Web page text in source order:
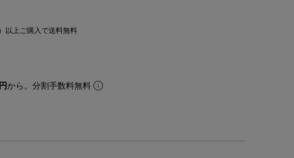
以上ご購入で送料無料
から。分割手数料無料